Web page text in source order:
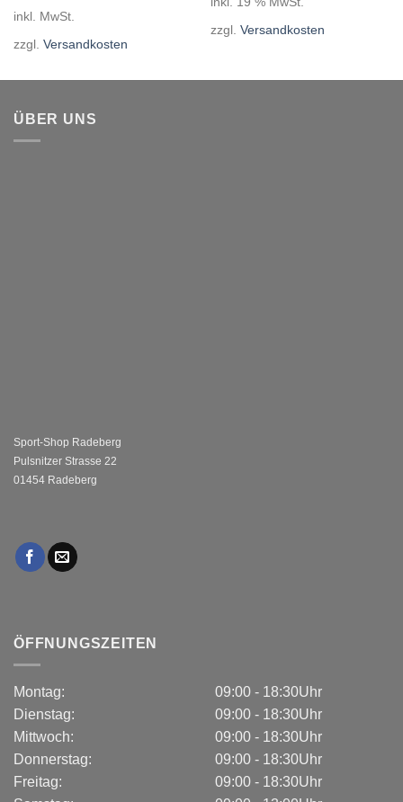
inkl. MwSt.
zzgl. Versandkosten
zzgl. Versandkosten
ÜBER UNS
Sport-Shop Radeberg
Pulsnitzer Strasse 22
01454 Radeberg
ÖFFNUNGSZEITEN
Montag:
Dienstag:
Mittwoch:
Donnerstag:
Freitag:
09:00 - 18:30Uhr
09:00 - 18:30Uhr
09:00 - 18:30Uhr
09:00 - 18:30Uhr
09:00 - 18:30Uhr